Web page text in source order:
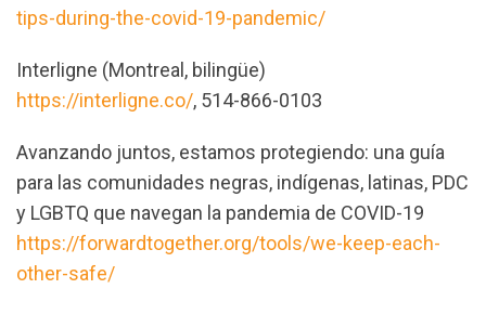
tips-during-the-covid-19-pandemic/
Interligne (Montreal, bilingüe)
https://interligne.co/, 514-866-0103
Avanzando juntos, estamos protegiendo: una guía
para las comunidades negras, indígenas, latinas, PDC
y LGBTQ que navegan la pandemia de COVID-19
https://forwardtogether.org/tools/we-keep-each-
other-safe/